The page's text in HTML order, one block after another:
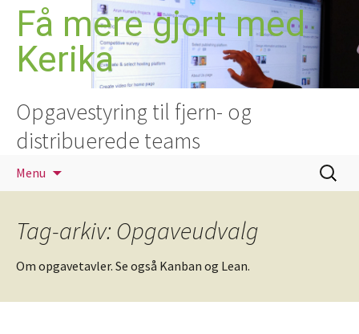
Hop
indhold
Få mere gjort med
Kerika
Opgavestyring til fjern- og
distribuerede teams
Menu
Søg
efter:
Tag-arkiv: Opgaveudvalg
Om opgavetavler. Se også Kanban og Lean.